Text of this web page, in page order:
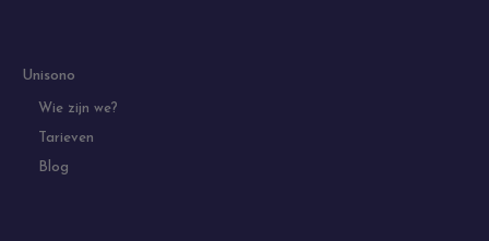
Unisono
Wie zijn we?
Tarieven
Blog